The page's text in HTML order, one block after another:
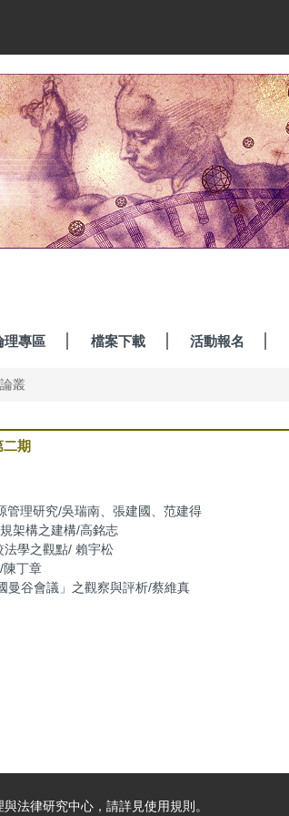
理專區 檔案下載 活動報名
叢
期
管理研究/吳瑞南、張建國、范建得
架構之建構/高銘志
學之觀點/ 賴宇松
陳丁章
曼谷會議」之觀察與評析/蔡維真
法律研究中心，請詳見使用規則 。